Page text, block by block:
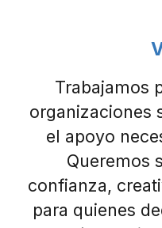
Trabajamos
organizaciones
el apoyo
Queremos
confianza,
para quienes